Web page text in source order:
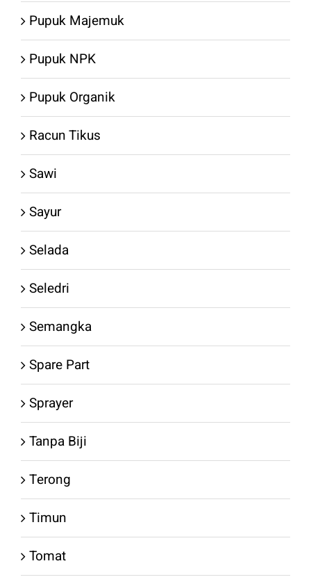
Pupuk Majemuk
Pupuk NPK
Pupuk Organik
Racun Tikus
Sawi
Sayur
Selada
Seledri
Semangka
Spare Part
Sprayer
Tanpa Biji
Terong
Timun
Tomat